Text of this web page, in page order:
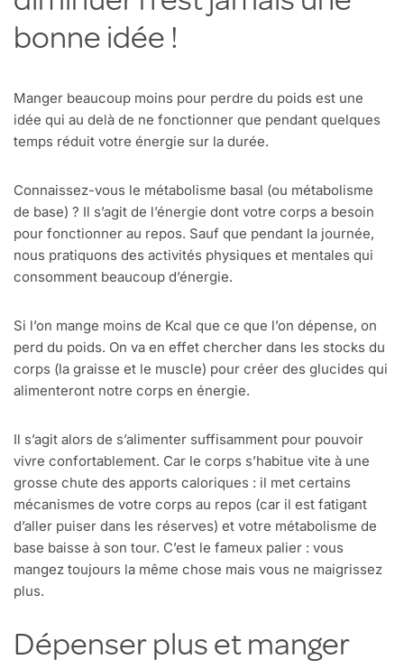
bonne idée !
Manger beaucoup moins pour perdre du poids est une
idée qui au delà de ne fonctionner que pendant quelques
temps réduit votre énergie sur la durée.
Connaissez-vous le métabolisme basal (ou métabolisme
de base) ? Il s’agit de l’énergie dont votre corps a besoin
pour fonctionner au repos. Sauf que pendant la journée,
nous pratiquons des activités physiques et mentales qui
consomment beaucoup d’énergie.
Si l’on mange moins de Kcal que ce que l’on dépense, on
perd du poids. On va en effet chercher dans les stocks du
corps (la graisse et le muscle) pour créer des glucides qui
alimenteront notre corps en énergie.
Il s’agit alors de s’alimenter suffisamment pour pouvoir
vivre confortablement. Car le corps s’habitue vite à une
grosse chute des apports caloriques : il met certains
mécanismes de votre corps au repos (car il est fatigant
d’aller puiser dans les réserves) et votre métabolisme de
base baisse à son tour. C’est le fameux palier : vous
mangez toujours la même chose mais vous ne maigrissez
plus.
Dépenser plus et manger